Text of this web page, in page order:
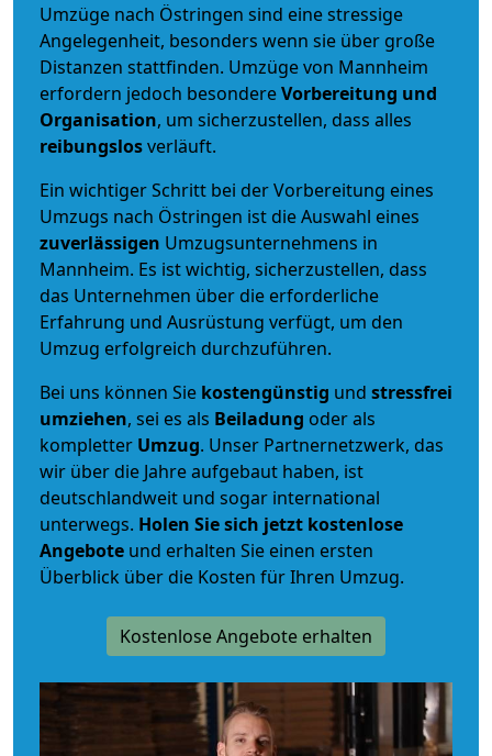
Umzüge nach Östringen sind eine stressige
Angelegenheit, besonders wenn sie über große
Distanzen stattfinden. Umzüge von Mannheim
erfordern jedoch besondereVorbereitung und
Organisation, um sicherzustellen, dass alles
reibungslosverläuft.
Ein wichtiger Schritt bei der Vorbereitung eines
Umzugs nach Östringen ist die Auswahl eines
zuverlässigen Umzugsunternehmens in
Mannheim. Es ist wichtig, sicherzustellen, dass
das Unternehmen über die erforderliche
Erfahrung und Ausrüstung verfügt, um den
Umzug erfolgreich durchzuführen.
Bei uns können Sie kostengünstig und stressfrei
umziehen, sei es als Beiladung oder als
kompletter Umzug. Unser Partnernetzwerk, das
wir über die Jahre aufgebaut haben, ist
deutschlandweit und sogar international
unterwegs. Holen Sie sich jetzt kostenlose
Angebote und erhalten Sie einen ersten
Überblick über die Kosten für Ihren Umzug.
Kostenlose Angebote erhalten